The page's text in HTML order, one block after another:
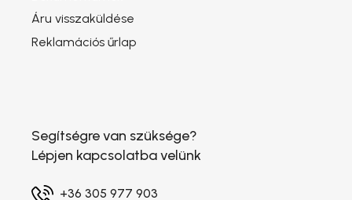
Áru visszaküldése
Reklamációs űrlap
Segítségre van szüksége?
Lépjen kapcsolatba velünk
+36 305 977 903